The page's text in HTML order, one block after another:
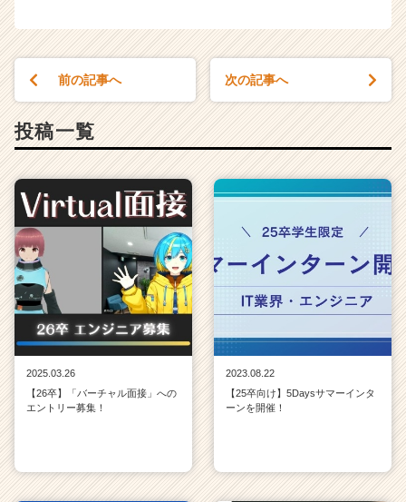
前の記事へ 次の記事へ
投稿一覧
2025.03.26
【26卒】「バーチャル面接」への
エントリー募集！
2023.08.22
【25卒向け】5Daysサマーインタ
ーンを開催！